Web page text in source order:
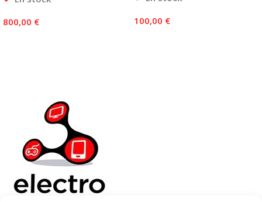
800,00 €
100,00 €